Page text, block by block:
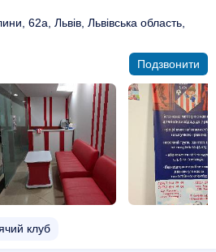
62a, Львів, Львівська область,
Подзвонити
клуб